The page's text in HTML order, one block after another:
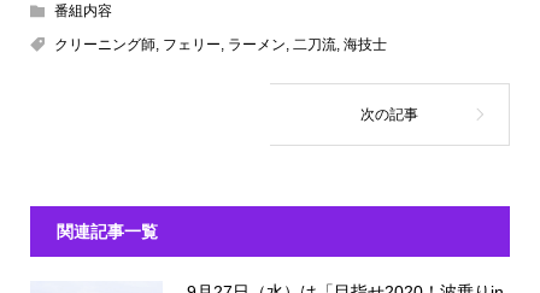
番組内容
クリーニング師, フェリー ラーメン 二刀流, 海技士
関連記事一覧